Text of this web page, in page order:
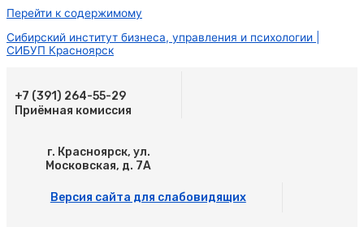
Перейти к содержимому
Сибирский институт бизнеса, управления и психологии |
СИБУП Красноярск
+7 (391) 264-55-29
Приёмная комиссия
г. Красноярск, ул.
Московская, д. 7А
Версия сайта для слабовидящих